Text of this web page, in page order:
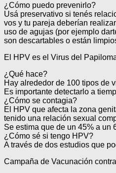
¿Cómo puedo prevenirlo?
Usá preservativo si tenés
vos y tu pareja deberían
uso de agujas (por ejemplo
son descartables o están
El HPV es el Virus del
¿Qué hace?
Hay alrededor de 100 tipos de
Es importante detectarlo a
¿Cómo se contagia?
El HPV que afecta la zona
tenido una relación sexual
Se estima que de un 45% a un
¿Cómo sé si tengo HPV?
A través de dos estudios que
Campaña de Vacunación